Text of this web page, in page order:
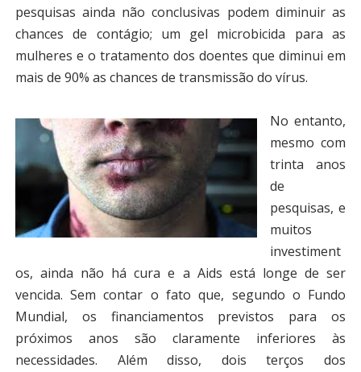
pesquisas ainda não conclusivas podem diminuir as
chances de contágio; um gel microbicida para as
mulheres e o tratamento dos doentes que diminui em
mais de 90% as chances de transmissão do vírus.
No entanto,
mesmo com
trinta anos
de
pesquisas, e
muitos
investiment
os, ainda não há cura e a Aids está longe de ser
vencida. Sem contar o fato que, segundo o Fundo
Mundial, os financiamentos previstos para os
próximos anos são claramente inferiores às
necessidades. Além disso, dois terços dos